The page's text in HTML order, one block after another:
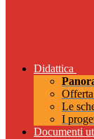
Didattica
Le
I
Documenti